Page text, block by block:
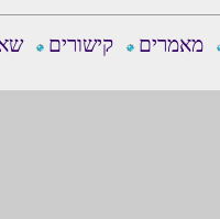
מאמרים קישורים